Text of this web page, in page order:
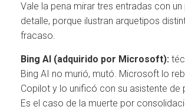
Vale la pena mirar tres entradas con
detalle, porque ilustran arquetipos
fracaso.
Bing AI (adquirido por Microsoft):
Bing AI no murió, mutó. Microsoft lo
Copilot y lo unificó con su asistente de
Es el caso de la muerte por